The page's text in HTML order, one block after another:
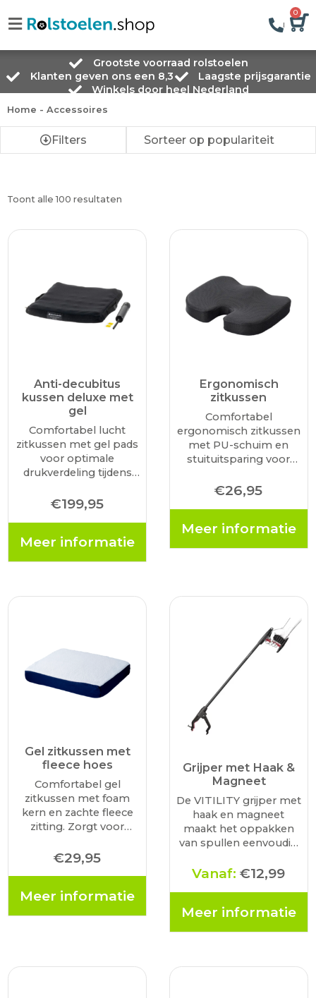
0
Grootste voorraad rolstoelen
Klanten geven ons een 8,3
Laagste prijsgarantie
Winkels door heel Nederland
Home - Accessoires
Filters
Toont alle 100 resultaten
Anti-decubitus
kussen deluxe met
gel
Comfortabel lucht
zitkussen met gel pads
voor optimale
drukverdeling tijdens
gebruik op een rollator.
Voorzien van instelbare
hoes en anti-slip
€199,95
Meer informatie
Ergonomisch
zitkussen
Comfortabel
ergonomisch zitkussen
met PU-schuim en
stuituitsparing voor
het zitten. Ideaal voor
gebruik op een rollator,
anti-slip onderzijde en
€26,95
Meer informatie
Gel zitkussen met
fleece hoes
Comfortabel gel
zitkussen met foam
kern en zachte fleece
zitting. Zorgt voor
tijdens rustmomenten
op uw rollator. Voorzien
wasbare hoes met
€29,95
Meer informatie
Grijper met Haak &
Magneet
De VITILITY grijper met
haak en magneet
maakt het oppakken
van spullen eenvoudig
de lichte knijpbeweging
bukken of te reiken. De
Vanaf:€12,99
Meer informatie